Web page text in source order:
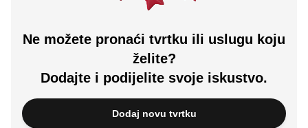
Ne možete pronaći tvrtku ili uslugu koju
želite?
Dodajte i podijelite svoje iskustvo.
Dodaj novu tvrtku